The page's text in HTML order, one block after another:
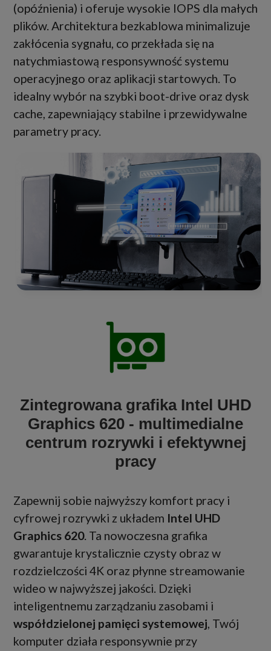
(opóźnienia) i oferuje wysokie IOPS dla małych
plików. Architektura bezkablowa minimalizuje
zakłócenia sygnału, co przekłada się na
natychmiastową responsywność systemu
operacyjnego oraz aplikacji startowych. To
idealny wybór na szybki boot-drive oraz dysk
cache, zapewniający stabilne i przewidywalne
parametry pracy.
Zintegrowana grafika Intel UHD
Graphics 620 - multimedialne
centrum rozrywki i efektywnej
pracy
Zapewnij sobie najwyższy komfort pracy i
cyfrowej rozrywki z układem Intel UHD
Graphics 620. Ta nowoczesna grafika
gwarantuje krystalicznie czysty obraz w
rozdzielczości 4K oraz płynne streamowanie
wideo w najwyższej jakości. Dzięki
inteligentnemu zarządzaniu zasobami i
współdzielonej pamięci systemowej, Twój
komputer działa responsywnie przy